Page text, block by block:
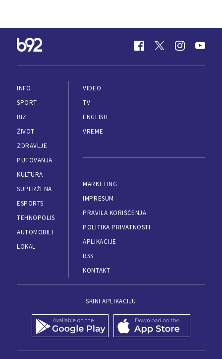
INFO
SPORT
BIZ
ŽIVOT
ZDRAVLJE
PUTOVANJA
KULTURA
SUPERŽENA
ESPORTS
TEHNOPOLIS
AUTOMOBILI
LOKAL
VIDEO
TV
ENGLISH
VREME
MARKETING
IMPRESUM
PRAVILA KORIŠĆENJA
POLITIKA PRIVATNOSTI
APLIKACIJE
RSS
KONTAKT
SKINI APLIKACIJU